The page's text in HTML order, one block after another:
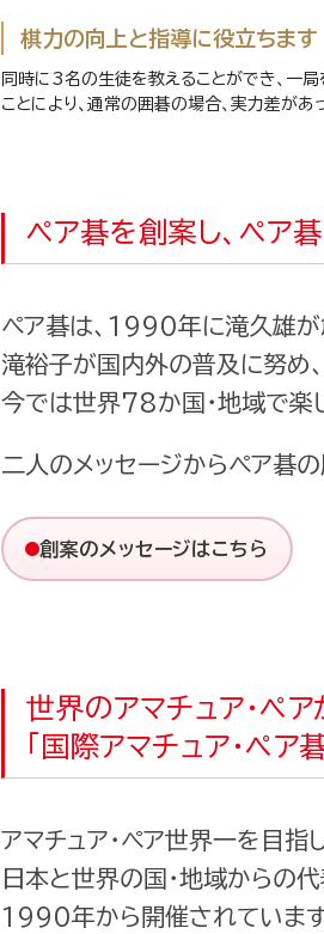
棋力の向上と指導に役立ちます
同時に3名の生徒を教えることができ、一
ことにより、通常の囲碁の場合、実力差が
ペア碁を創案し、ペア
ペア碁は、1990年に滝久雄が
滝裕子が国内外の普及に努め、
今では世界78か国・地域で楽
二人のメッセージからペア碁
創案のメッセージはこちら
世界のアマチュア・ペア
「国際アマチュア・ペア
アマチュア・ペア世界一を目指し
日本と世界の国・地域からの
1990年から開催されています